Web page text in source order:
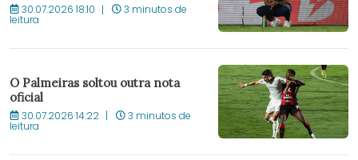
30.07.2026 18:10 3 minutos de
leitura
O Palmeiras soltou outra nota
oficial
30.07.2026 14:22 3 minutos de
leitura